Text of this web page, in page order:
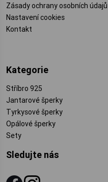
Zásady ochrany osobních údajů
Nastavení cookies
Kontakt
Kategorie
Stříbro 925
Jantarové šperky
Tyrkysové šperky
Opálové šperky
Sety
Sledujte nás